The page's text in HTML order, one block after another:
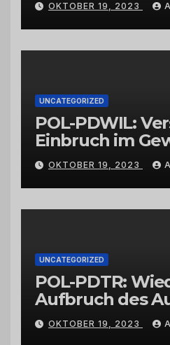
OKTOBER 19, 2023
UNCATEGORIZED
POL-PDWIL:
Einbruch im
Wittlich
OKTOBER 19, 2023
UNCATEGORIZED
POL-PDTR:
Aufbruch des
Hermeskeil am
OKTOBER 19, 2023